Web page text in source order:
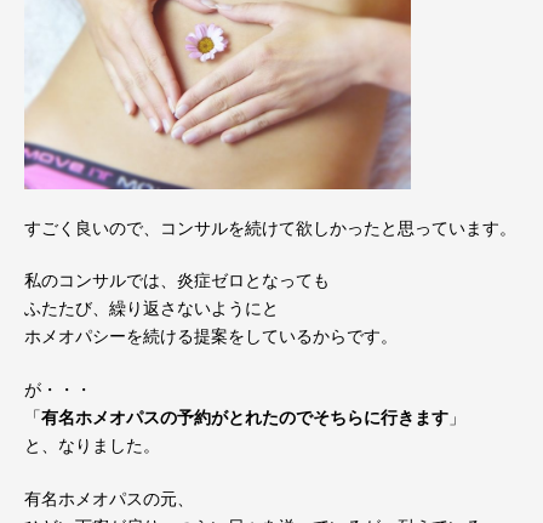
すごく良いので、コンサルを続けて欲しかったと思っています。
私のコンサルでは、炎症ゼロとなっても
ふたたび、繰り返さないようにと
ホメオパシーを続ける提案をしているからです。
が・・・
「有名ホメオパスの予約がとれたのでそちらに行きます 」
と、なりました。
有名ホメオパスの元、